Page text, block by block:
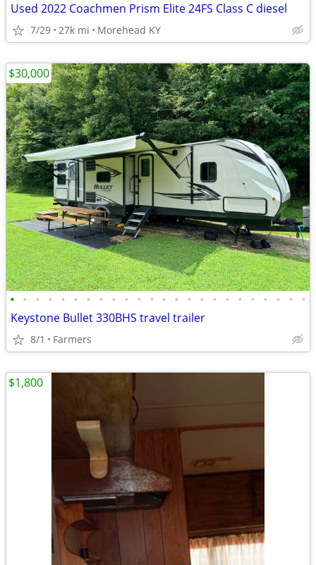
Used 2022 Coachmen Prism Elite 24FS Class C diesel
7/29 27k mi Morehead KY
• • • • • • • • • • • • • • • • • • • • • • • •
Keystone Bullet 330BHS travel trailer
8/1 Farmers
$30,000
$1,800